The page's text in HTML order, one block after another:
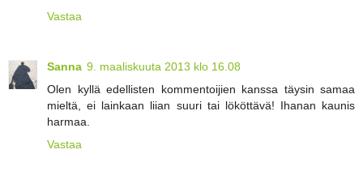
Vastaa
Sanna 9. maaliskuuta 2013 klo 16.08
Olen kyllä edellisten kommentoijien kanssa täysin samaa
mieltä, ei lainkaan liian suuri tai lököttävä! Ihanan kaunis
harmaa.
Vastaa